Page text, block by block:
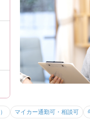
マイカー通勤可・相談可